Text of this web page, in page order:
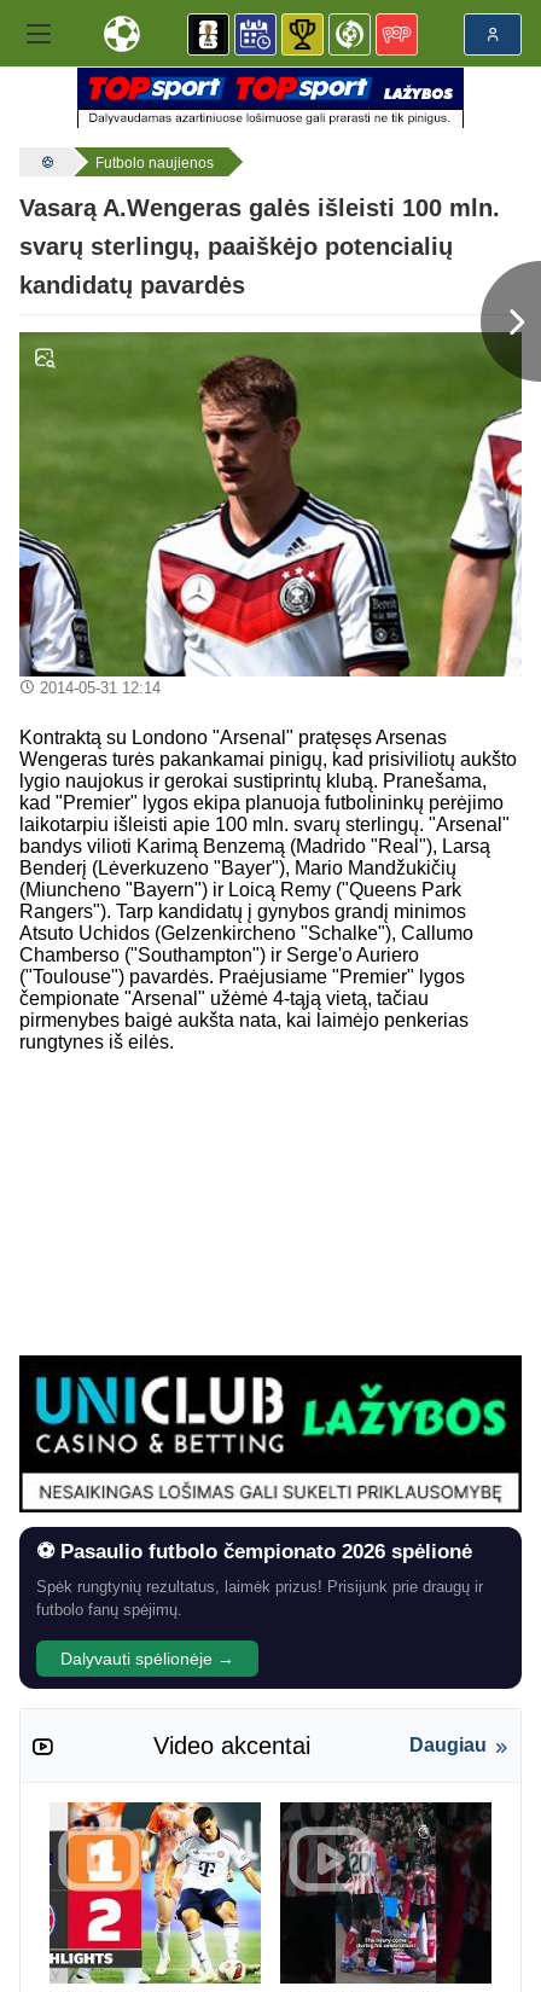
Futbolo naujienos
Vasarą A.Wengeras galės išleisti 100 mln.
svarų sterlingų, paaiškėjo potencialių
kandidatų pavardės
2014-05-31 12:14
Kontraktą su Londono "Arsenal" pratęsęs Arsenas
Wengeras turės pakankamai pinigų, kad prisiviliotų aukšto
lygio naujokus ir gerokai sustiprintų klubą. Pranešama,
kad "Premier" lygos ekipa planuoja futbolininkų perėjimo
laikotarpiu išleisti apie 100 mln. svarų sterlingų. "Arsenal"
bandys vilioti Karimą Benzemą (Madrido "Real"), Larsą
Benderį (Lėverkuzeno "Bayer"), Mario Mandžukičių
(Miuncheno "Bayern") ir Loicą Remy ("Queens Park
Rangers"). Tarp kandidatų į gynybos grandį minimos
Atsuto Uchidos (Gelzenkircheno "Schalke"), Callumo
Chamberso ("Southampton") ir Serge'o Auriero
("Toulouse") pavardės. Praėjusiame "Premier" lygos
čempionate "Arsenal" užėmė 4-tąją vietą, tačiau
pirmenybes baigė aukšta nata, kai laimėjo penkerias
rungtynes iš eilės.
⚽ Pasaulio futbolo čempionato 2026 spėlionė
Spėk rungtynių rezultatus, laimėk prizus! Prisijunk prie draugų ir
futbolo fanų spėjimų.
Dalyvauti spėlionėje →
Video akcentai Daugiau